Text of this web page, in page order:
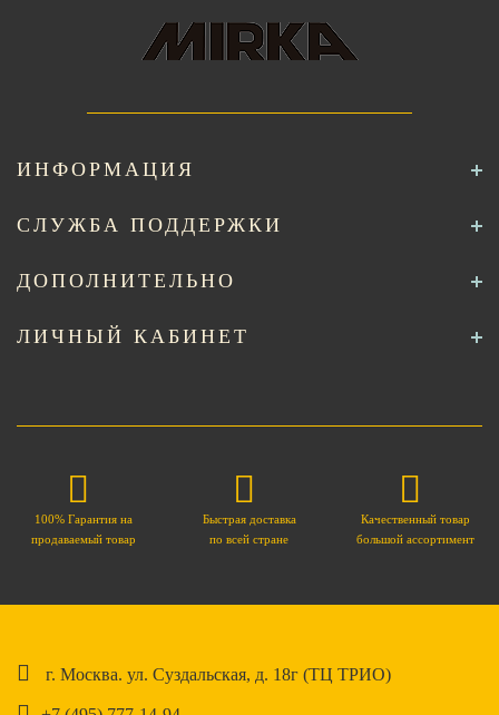
ИНФОРМАЦИЯ
СЛУЖБА ПОДДЕРЖКИ
ДОПОЛНИТЕЛЬНО
ЛИЧНЫЙ КАБИНЕТ
100% Гарантия на
продаваемый товар
Быстрая доставка
по всей стране
Качественный товар
большой ассортимент
г. Москва. ул. Суздальская, д. 18г (ТЦ ТРИО)